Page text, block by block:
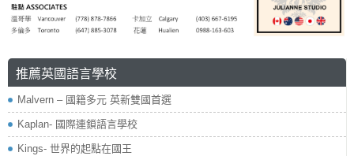
推薦英國語言學校
Malvern – 國籍多元 英新雙國首選
Kaplan- 國際連鎖語言學校
Kings- 世界的起點在國王